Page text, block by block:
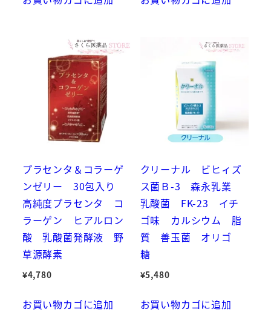
プラセンタ＆コラーゲ
ンゼリー 30包入り
高純度プラセンタ コ
ラーゲン ヒアルロン
酸 乳酸菌発酵液 野
草源酵素
¥4,780
お買い物カゴに追加
クリーナル ビヒィズ
ス菌Ｂ-3 森永乳業
乳酸菌 FK-23 イチ
ゴ味 カルシウム 脂
質 善玉菌 オリゴ
糖
¥5,480
お買い物カゴに追加